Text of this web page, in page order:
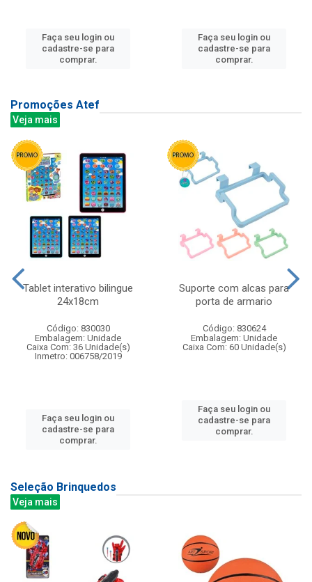
Faça seu login ou
cadastre-se para
comprar.
Faça seu login ou
cadastre-se para
comprar.
Promoções Atef
Veja mais
Tablet interativo bilingue
24x18cm
Código: 830030
Embalagem: Unidade
Caixa Com: 36 Unidade(s)
Inmetro: 006758/2019
Faça seu login ou
cadastre-se para
comprar.
Suporte com alcas para
porta de armario
Código: 830624
Embalagem: Unidade
Caixa Com: 60 Unidade(s)
Faça seu login ou
cadastre-se para
comprar.
Seleção Brinquedos
Veja mais